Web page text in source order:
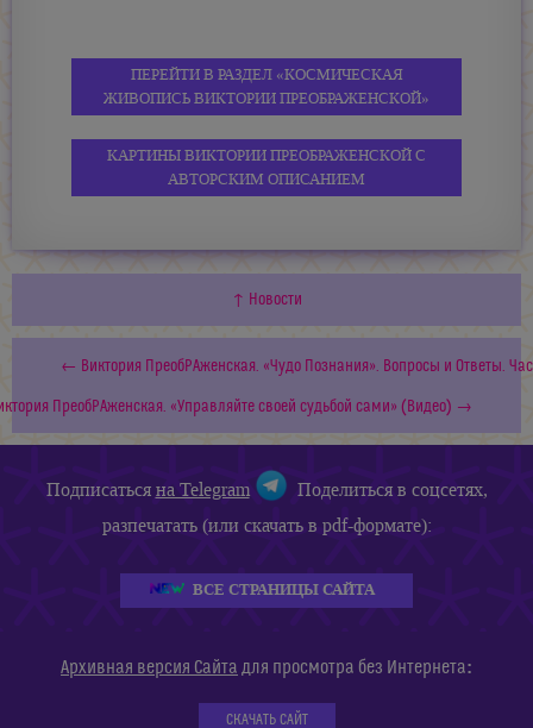
ПЕРЕЙТИ В РАЗДЕЛ «КОСМИЧЕСКАЯ
ЖИВОПИСЬ ВИКТОРИИ ПРЕОБРАЖЕНСКОЙ»
КАРТИНЫ ВИКТОРИИ ПРЕОБРАЖЕНСКОЙ С
АВТОРСКИМ ОПИСАНИЕМ
↑ Новости
← Виктория ПреобРАженская. «Чудо Познания». Вопросы и Ответы.
ПреобРАженская. «Управляйте своей судьбой сами» (Видео) →
Подписатьсяна Telegram
Поделиться в соцсетях,
разпечатать (или скачать в pdf-формате):
ВСЕ СТРАНИЦЫ САЙТА
Архивная версия Сайта для просмотра без Интернета:
СКАЧАТЬ САЙТ